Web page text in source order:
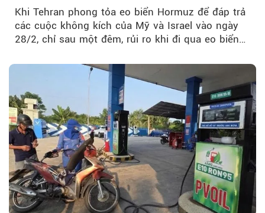
Khi Tehran phong tỏa eo biển Hormuz để đáp trả
các cuộc không kích của Mỹ và Israel vào ngày
28/2, chỉ sau một đêm, rủi ro khi đi qua eo biển
theo.